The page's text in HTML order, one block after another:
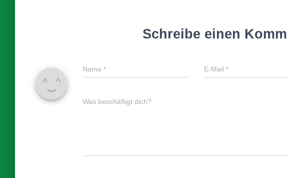
Schreibe einen
Name * E-Mail*
Was beschäftigt dich?